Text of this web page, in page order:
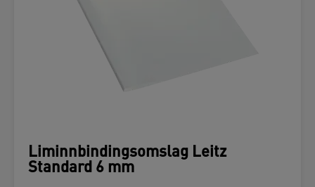
Liminnbindingsomslag Leitz
Standard 6 mm